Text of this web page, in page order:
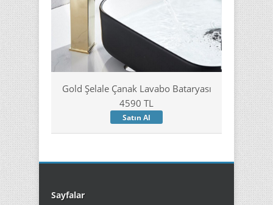
Gold Şelale Çanak Lavabo Bataryası
4590 TL
Satın Al
Sayfalar